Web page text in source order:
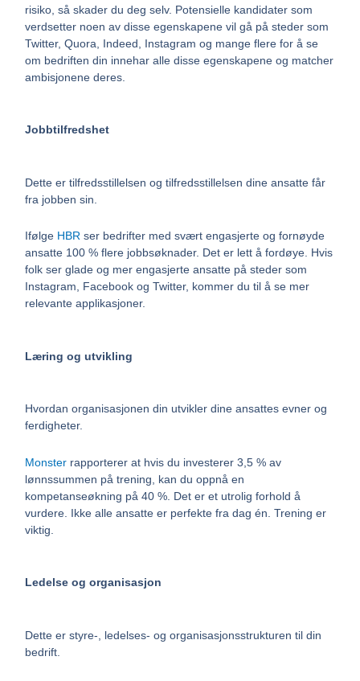
risiko, så skader du deg selv. Potensielle kandidater som
verdsetter noen av disse egenskapene vil gå på steder som
Twitter, Quora, Indeed, Instagram og mange flere for å se
om bedriften din innehar alle disse egenskapene og matcher
ambisjonene deres.
Jobbtilfredshet
Dette er tilfredsstillelsen og tilfredsstillelsen dine ansatte får
fra jobben sin.
Ifølge HBRser bedrifter med svært engasjerte og fornøyde
ansatte 100 % flere jobbsøknader. Det er lett å fordøye. Hvis
folk ser glade og mer engasjerte ansatte på steder som
Instagram, Facebook og Twitter, kommer du til å se mer
relevante applikasjoner.
Læring og utvikling
Hvordan organisasjonen din utvikler dine ansattes evner og
ferdigheter.
Monsterrapporterer at hvis du investerer 3,5 % av
lønnssummen på trening, kan du oppnå en
kompetanseøkning på 40 %. Det er et utrolig forhold å
vurdere. Ikke alle ansatte er perfekte fra dag én. Trening er
viktig.
Ledelse og organisasjon
Dette er styre-, ledelses- og organisasjonsstrukturen til din
bedrift.